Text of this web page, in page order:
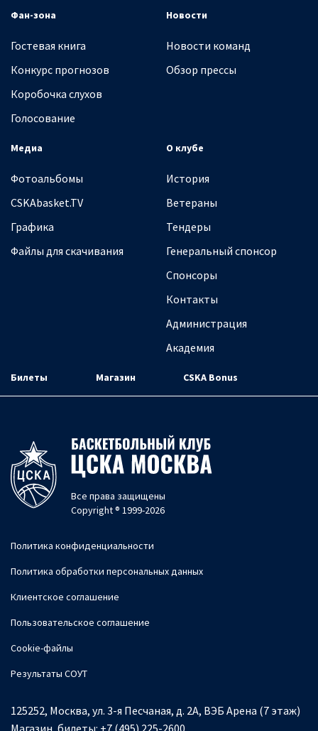
Фан-зона
Гостевая книга
Конкурс прогнозов
Коробочка слухов
Голосование
Новости
Новости команд
Обзор прессы
Медиа
Фотоальбомы
CSKAbasket.TV
Графика
Файлы для скачивания
О клубе
История
Ветераны
Тендеры
Генеральный спонсор
Спонсоры
Контакты
Администрация
Академия
Билеты Магазин CSKA Bonus
Все права защищены
Copyright ® 1999-2026
Политика конфиденциальности
Политика обработки персональных данных
Клиентское соглашение
Пользовательское соглашение
Cookie-файлы
Результаты СОУТ
125252, Москва, ул. 3-я Песчаная, д. 2А, ВЭБ Арена (7 этаж)